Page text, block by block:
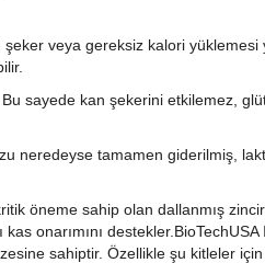
veya gereksiz kalori yüklemesi
sayede kan şekerini etkilemez,
neredeyse tamamen giderilmiş,
öneme sahip olan dallanmış
onarımını destekler.
sahiptir. Özellikle şu kitleler